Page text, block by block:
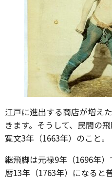
江戸に進出する商店が増え
きます。そうして、民間の
寛文3年（1663年）のこと。
継飛脚は元禄9年（1696年
暦13年（1763年）になると